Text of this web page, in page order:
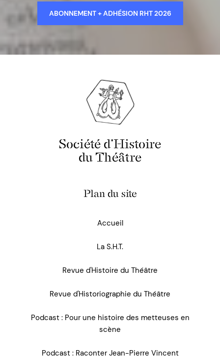
ABONNEMENT + ADHÉSION RHT 2026
Société d'Histoire
du Théâtre
Plan du site
Accueil
La S.H.T.
Revue d'Histoire du Théâtre
Revue d'Historiographie du Théâtre
Podcast : Pour une histoire des metteuses en
scène
Podcast : Raconter Jean-Pierre Vincent